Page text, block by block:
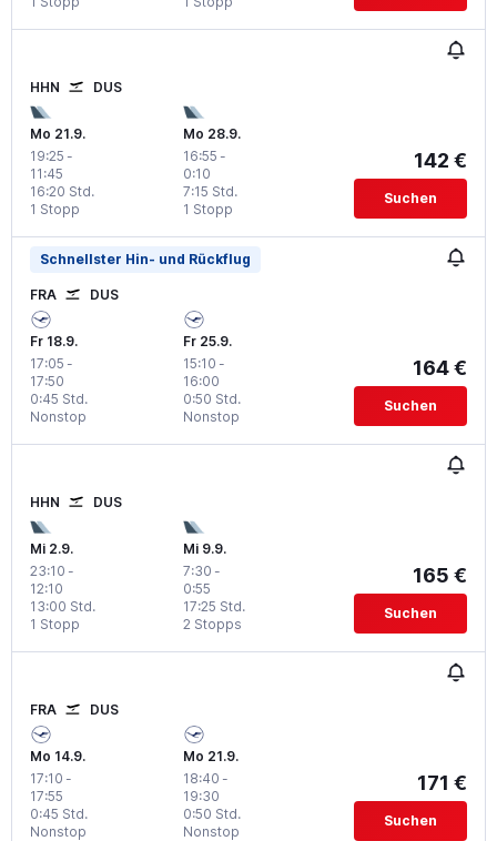
HHN DUS
Mo 21.9.
19:25 -
11:45
1 Stopp
16:20 Std.
Mo 28.9.
16:55 -
0:10
1 Stopp
7:15 Std.
142 €
Suchen
Schnellster Hin- und Rückflug
FRA DUS
Fr 18.9.
17:05 -
17:50
Nonstop
0:45 Std.
Fr 25.9.
15:10 -
16:00
Nonstop
0:50 Std.
164 €
Suchen
HHN DUS
Mi 2.9.
23:10 -
12:10
1 Stopp
13:00 Std.
Mi 9.9.
7:30 -
0:55
2 Stopps
17:25 Std.
165 €
Suchen
FRA DUS
Mo 14.9.
17:10 -
17:55
Nonstop
0:45 Std.
Mo 21.9.
18:40 -
19:30
Nonstop
0:50 Std.
171 €
Suchen